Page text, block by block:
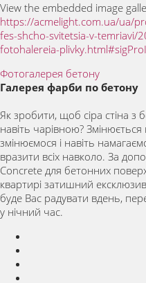
View the embedded image
https://acmelight.com.ua/ua/
fes-shcho-svitetsia-v-temriavi/
fotohalereia-
Фотогалерея бетону
Галерея фарби по бетону
Як зробити, щоб сіра стіна з
навіть чарівною?
змінюємося і навіть
вразити всіх навколо. За
Concrete для бетонних
квартирі затишний
буде Вас радувати вдень,
у нічний час.